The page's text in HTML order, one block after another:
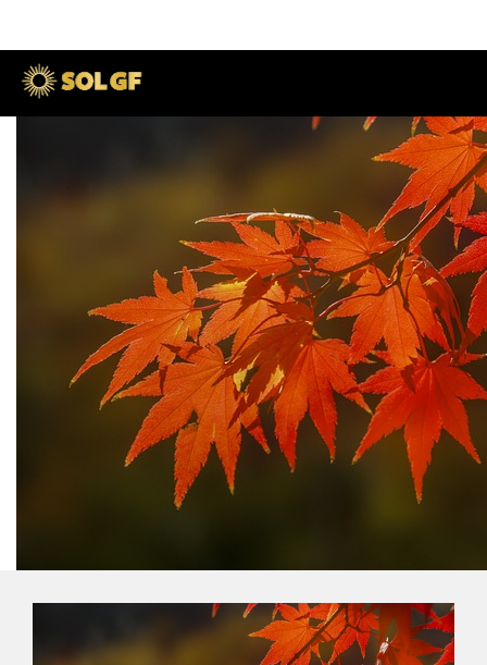
Höstens grupper
09 maj 2023 Skriven av SOL GF Peter